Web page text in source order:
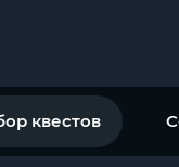
квестов